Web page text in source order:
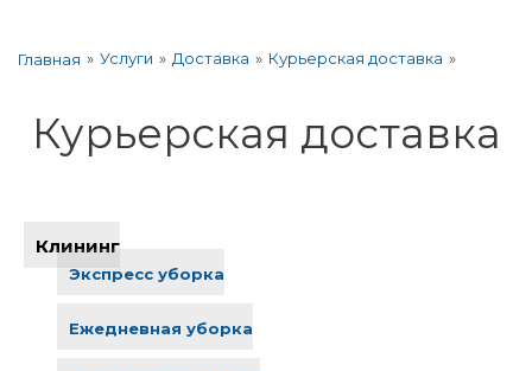
Главная » Услуги » Доставка » Курьерская доставка »
Клининг
Экспресс уборка
Ежедневная уборка
Курьерская доставка